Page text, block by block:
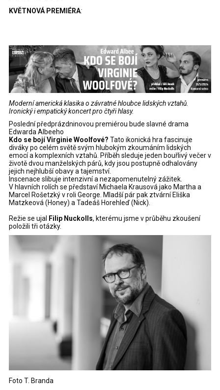
KVĚTNOVÁ PREMIÉRA:
Moderní americká klasika o závratné hloubce lidských vztahů.
Ironický i empatický koncert pro čtyři hlasy.
Poslední předprázdninovou premiérou bude slavné drama
Edwarda Albeeho
Kdo se bojí Virginie Woolfové? Tato ikonická hra fascinuje
diváky po celém světě svým hlubokým zkoumáním lidských
emocí a komplexních vztahů. Příběh sleduje jeden bouřlivý večer v
životě dvou manželských párů, kdy jsou postupně odhalovány
jejich nejhlubší obavy a tajemství.
Inscenace slibuje intenzivní a nezapomenutelný zážitek.
V hlavních rolích se představí Michaela Krausová jako Martha a
Marcel Rošetzký v roli George. Mladší pár pak ztvární Eliška
Matzkeová (Honey) a Tadeáš Horehleď (Nick).
Režie se ujal
Filip Nuckolls, kterému jsme v průběhu zkoušení
položili tři otázky.
Foto T. Branda